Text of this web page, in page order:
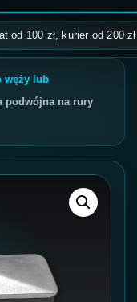
100 zł, kurier od 200 zł,
węży lub
podwójna na rury